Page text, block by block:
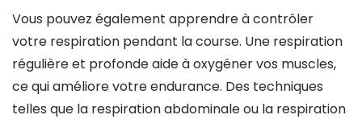
Vous pouvez également apprendre à contrôler
votre respiration pendant la course. Une respiration
régulière et profonde aide à oxygéner vos muscles,
ce qui améliore votre endurance. Des techniques
telles que la respiration abdominale ou la respiration